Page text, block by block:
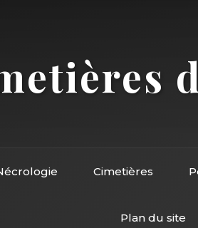
Cimetières
Plan du site